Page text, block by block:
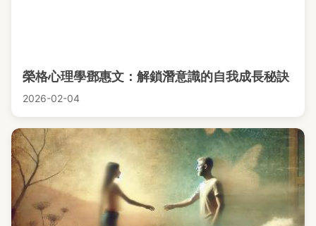
榮格心理學鄧惠文：解鎖潛意識的自我成長秘訣
2026-02-04